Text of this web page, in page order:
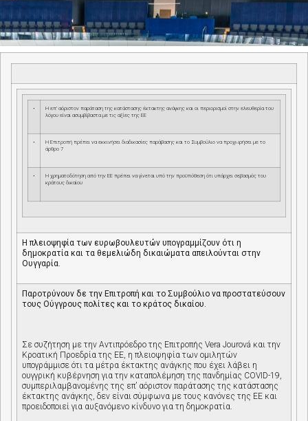
•
Η επ’ αόριστον παράταση της κατάστασης έκτακτης ανάγκης και οι περιορισμοί στην ελευθερία του
λόγου είναι ασυμβίβαστα με τις αξίες της ΕΕ
•
Η Επιτροπή πρέπει να εκκινήσει διαδικασίες παράβασης και το Συμβούλιο να προχωρήσει με το
άρθρο 7
•
Η χρηματοδότηση από την ΕΕ πρέπει να γίνεται υπό την προϋπόθεση ότι υπάρχει σεβασμός του
κράτους δικαίου
Η πλειοψηφία των ευρωβουλευτών υπογραμμίζουν ότι η
δημοκρατία και τα θεμελιώδη δικαιώματα απειλούνται στην
Ουγγαρία.
Παροτρύνουν δε την Επιτροπή και το Συμβούλιο να προστατεύσουν
τους Ούγγρους πολίτες και το κράτος δικαίου.
Σε συζήτηση με την Αντιπρόεδρο της Επιτροπής Vera Jourová και την
Κροατική Προεδρία της ΕΕ, η πλειοψηφία των ομιλητών
υπογράμμισε ότι τα μέτρα έκτακτης ανάγκης που έχει λάβει η
ουγγρική κυβέρνηση για την καταπολέμηση της πανδημίας COVID-19,
συμπεριλαμβανομένης της επ’ αόριστον παράτασης της κατάστασης
έκτακτης ανάγκης, δεν είναι σύμφωνα με τους κανόνες της ΕΕ και
προειδοποιεί για αυξανόμενο κίνδυνο για τη δημοκρατία.